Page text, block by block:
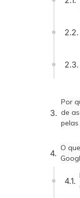
Por
de
O